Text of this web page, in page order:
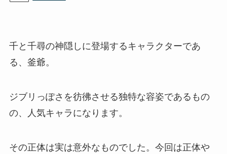
千と千尋の神隠しに登場するキャラクターであ
る、釜爺。
ジブリっぽさを彷彿させる独特な容姿であるもの
の、人気キャラになります。
その正体は実は意外なものでした。今回は正体や